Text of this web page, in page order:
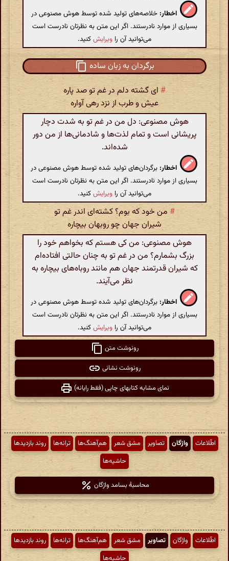
اخطار: خلاصه‌های تولید شده توسط هوش مصنوعی در
بسیاری از موارد نادرستند. اگر این متن به نظرتان نادرست است
می‌توانید آن را ویرایشکنید.
برگردان به زبان ساده
# ای گشته دلم در غم تو صد پاره
عیش و طرب از نزد رهی آواره
هوش مصنوعی: دل من در غم تو به شدت دچار
پریشانی است و تمام لذت‌ها و شادمانی‌ها از من دور
شده‌اند.
اخطار: برگردان‌های تولید شده توسط هوش مصنوعی در
بسیاری از موارد نادرستند. اگر این متن به نظرتان نادرست است
می‌توانید آن را ویرایشکنید.
# من خود که بوم؟ کشته‌ای اندر غم تو
شیران جهان چو روبهان بیچاره
هوش مصنوعی: من کی هستم که بخواهم خود را
بزرگ بشمارم؟ من در غم تو به چنان حالتی افتاده‌ام
که شیران قدرتمند جهان هم مانند روباه‌های بیچاره به
نظر می‌آیند.
اخطار: برگردان‌های تولید شده توسط هوش مصنوعی در
بسیاری از موارد نادرستند. اگر این متن به نظرتان نادرست است
می‌توانید آن را ویرایشکنید.
رونوشت متن
رونوشت نشانی
نمای مشابه کتابهای چاپی (فقط رایانه)
اطّلاعات واژگان تصاویر مشق شعر هم‌آهنگ‌ها ترانه‌ها
روند بازدیدها
حاشیه‌ها
محاسبهٔ بسامد واژگان
اطّلاعات واژگان تصاویر مشق شعر هم‌آهنگ‌ها ترانه‌ها
روند بازدیدها
حاشیه‌ها